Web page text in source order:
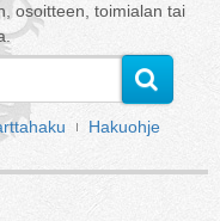
osoitteen, toimialan tai
Hakuohje